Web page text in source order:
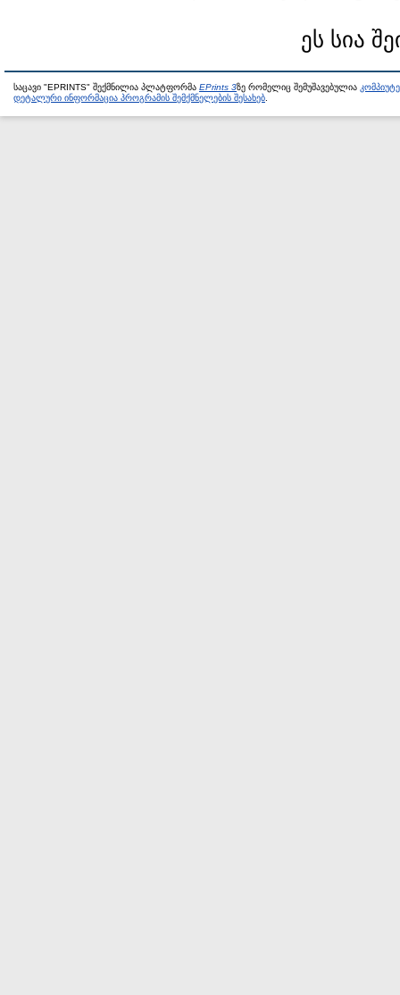
ეს სია
საცავი "EPRINTS" შექმნილია პლატფორმა EPrints 3ზე რომელიც შემუშავებულია
დეტალური ინფორმაცია პროგრამის შემქმნელების შესახებ